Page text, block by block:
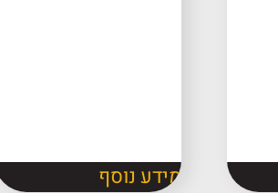
מידע נוסף